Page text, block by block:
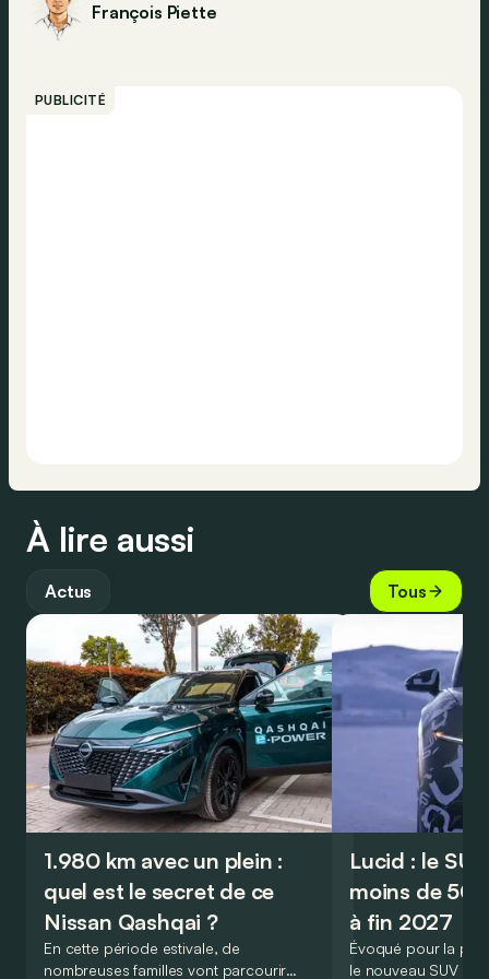
François Piette
PUBLICITÉ
À lire aussi
Actus Tous
1.980 km avec un plein :
quel est le secret de ce
Nissan Qashqai ?
En cette période estivale, de
nombreuses familles vont parcourir
Lucid : le
moins de
à fin 2027
Évoqué pour la
le nouveau SUV